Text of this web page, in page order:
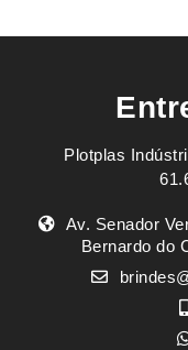
Plotplas Indústria
Av. Senador
Bernardo do